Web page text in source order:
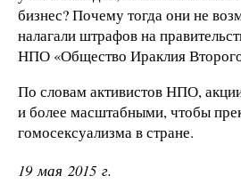
бизнес? Почему тогда они не
налагали штрафов на
НПО «Общество Ираклия
По словам активистов НПО,
и более масштабными, чтобы
гомосексуализма в стране.
19 мая 2015 г.